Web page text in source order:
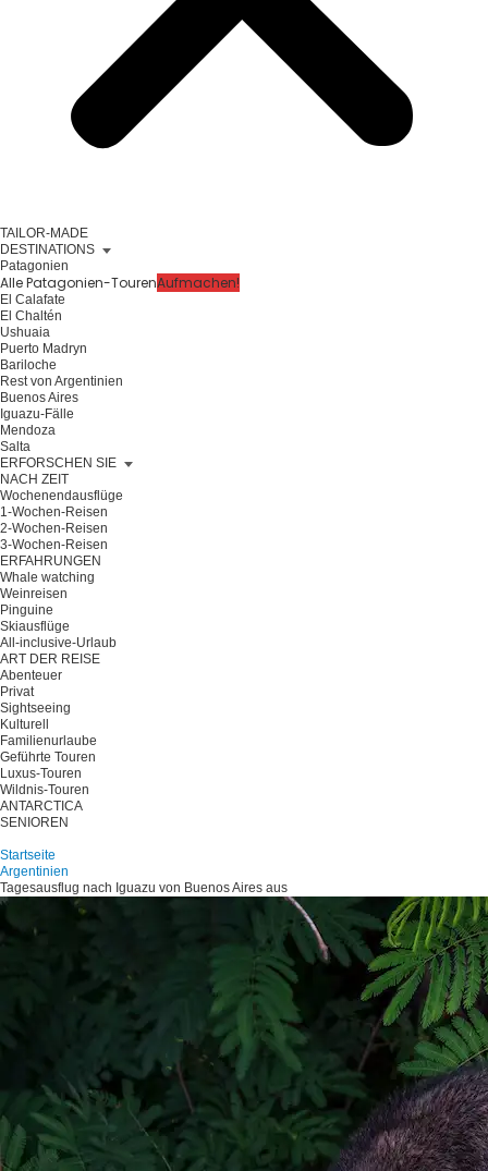
TAILOR-MADE
DESTINATIONS
Patagonien
Alle Patagonien-TourenAufmachen!
El Calafate
El Chaltén
Ushuaia
Puerto Madryn
Bariloche
Rest von Argentinien
Buenos Aires
Iguazu-Fälle
Mendoza
Salta
ERFORSCHEN SIE
NACH ZEIT
Wochenendausflüge
1-Wochen-Reisen
2-Wochen-Reisen
3-Wochen-Reisen
ERFAHRUNGEN
Whale watching
Weinreisen
Pinguine
Skiausflüge
All-inclusive-Urlaub
ART DER REISE
Abenteuer
Privat
Sightseeing
Kulturell
Familienurlaube
Geführte Touren
Luxus-Touren
Wildnis-Touren
ANTARCTICA
SENIOREN
Startseite
Argentinien
Tagesausflug nach Iguazu von Buenos Aires aus